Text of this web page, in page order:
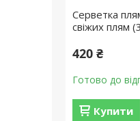
Серветка
свіжих плям
420 ₴
Готово до
Купити